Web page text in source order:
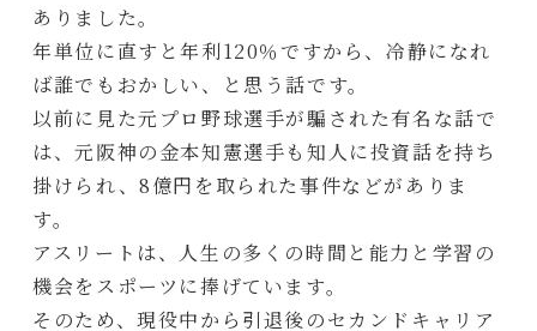
ありました。
年単位に直すと年利120％ですから、冷静になれ
ば誰でもおかしい、と思う話です。
以前に見た元プロ野球選手が騙された有名な話で
は、元阪神の金本知憲選手も知人に投資話を持ち
掛けられ、8億円を取られた事件などがありま
す。
アスリートは、人生の多くの時間と能力と学習の
機会をスポーツに捧げています。
そのため、現役中から引退後のセカンドキャリア